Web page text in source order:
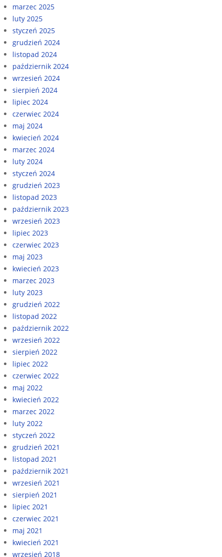
marzec 2025
luty 2025
styczeń 2025
grudzień 2024
listopad 2024
październik 2024
wrzesień 2024
sierpień 2024
lipiec 2024
czerwiec 2024
maj 2024
kwiecień 2024
marzec 2024
luty 2024
styczeń 2024
grudzień 2023
listopad 2023
październik 2023
wrzesień 2023
lipiec 2023
czerwiec 2023
maj 2023
kwiecień 2023
marzec 2023
luty 2023
grudzień 2022
listopad 2022
październik 2022
wrzesień 2022
sierpień 2022
lipiec 2022
czerwiec 2022
maj 2022
kwiecień 2022
marzec 2022
luty 2022
styczeń 2022
grudzień 2021
listopad 2021
październik 2021
wrzesień 2021
sierpień 2021
lipiec 2021
czerwiec 2021
maj 2021
kwiecień 2021
wrzesień 2018